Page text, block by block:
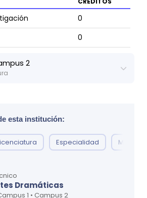
0
0
II
CRÉDITOS
2
CRÉDITOS
0
I
esta institución:
Especialidad Maestría
Dramáticas
1 • Campus 2